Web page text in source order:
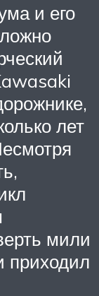
и его
лет
мили
приходил